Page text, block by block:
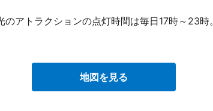
アトラクションの点灯時間は毎日17時～23
地図を見る